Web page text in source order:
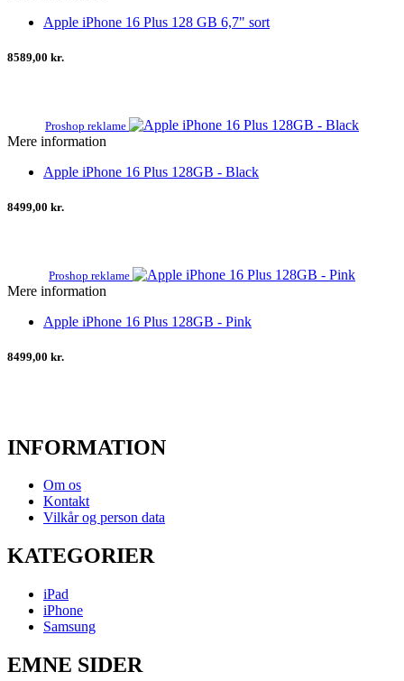
Apple iPhone 16 Plus 128 GB 6,7" sort
8589,00 kr.
Proshop reklame
Mere information
Apple iPhone 16 Plus 128GB - Black
8499,00 kr.
Proshop reklame
Mere information
Apple iPhone 16 Plus 128GB - Pink
8499,00 kr.
INFORMATION
Om os
Kontakt
Vilkår og person data
KATEGORIER
iPad
iPhone
Samsung
EMNE SIDER